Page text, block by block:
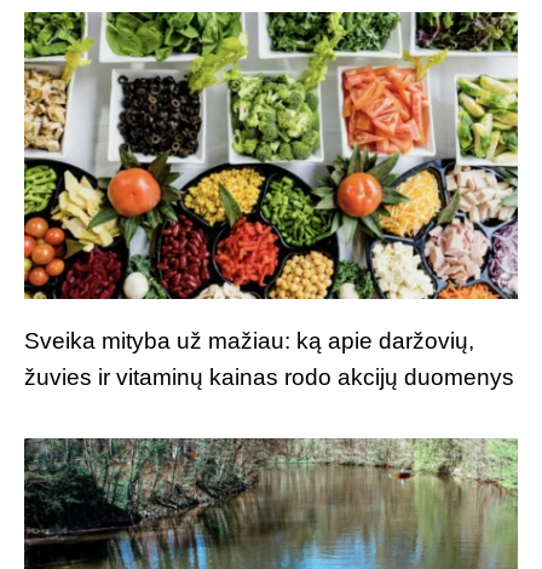
Sveika mityba už mažiau: ką apie daržovių,
žuvies ir vitaminų kainas rodo akcijų duomenys